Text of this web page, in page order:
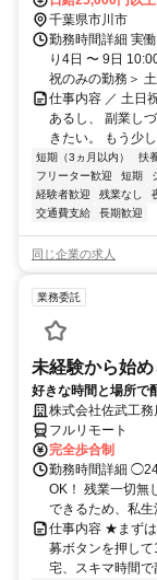
千葉県市川市
勤務時間詳細 実
り4日 〜 9日
祝のみの勤務＞
仕事内容 ／ 土日
あるし、 副業し
きたい。 もう少
短期（3ヵ月以内） 扶
フリーター歓迎
短期
経験者歓迎
残業なし
交通費支給
長期歓迎
同じ企業の求人
業務委託
未経験から始
好きな時間と場所で
株式会社佐武工務
フルリモート
完全歩合制
勤務時間詳細
OK！ 残業一切無
できるため、私
仕事内容 ★まず
募ボタンを押して1
宅、スキマ時間で